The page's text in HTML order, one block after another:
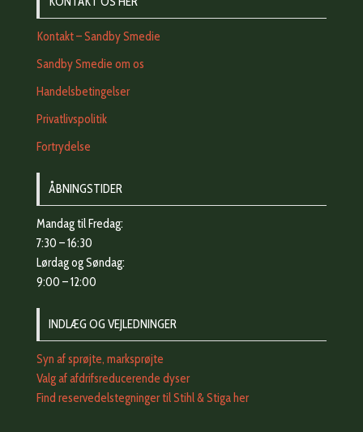
Kontakt – Sandby Smedie
Sandby Smedie om os
Handelsbetingelser
Privatlivspolitik
Fortrydelse
ÅBNINGSTIDER
Mandag til Fredag:
7:30 – 16:30
Lørdag og Søndag:
9:00 – 12:00
INDLÆG OG VEJLEDNINGER
Syn af sprøjte, marksprøjte
Valg af afdrifsreducerende dyser
Find reservedelstegninger til Stihl & Stiga her